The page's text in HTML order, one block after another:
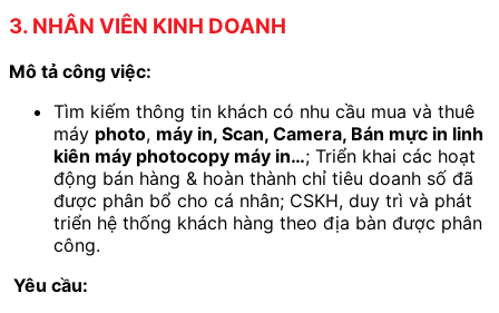
3. NHÂN VIÊN KINH DOANH
Mô tả công việc:
Tìm kiếm thông tin khách có nhu cầu mua và thuê
máy photo, máy in, Scan, Camera, Bán mực in linh
kiên máy photocopy máy in…; Triển khai các hoạt
động bán hàng & hoàn thành chỉ tiêu doanh số đã
được phân bổ cho cá nhân; CSKH, duy trì và phát
triển hệ thống khách hàng theo địa bàn được phân
công.
Yêu cầu: